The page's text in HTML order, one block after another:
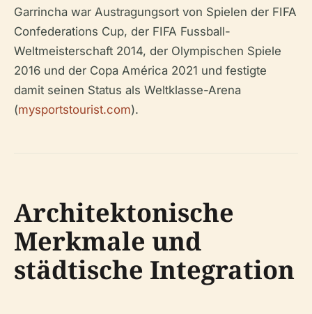
Garrincha war Austragungsort von Spielen der FIFA
Confederations Cup, der FIFA Fussball-
Weltmeisterschaft 2014, der Olympischen Spiele
2016 und der Copa América 2021 und festigte
damit seinen Status als Weltklasse-Arena
(mysportstourist.com).
Architektonische
Merkmale und
städtische Integration